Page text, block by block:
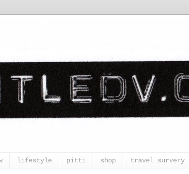
lifestyle pitti shop travel survery